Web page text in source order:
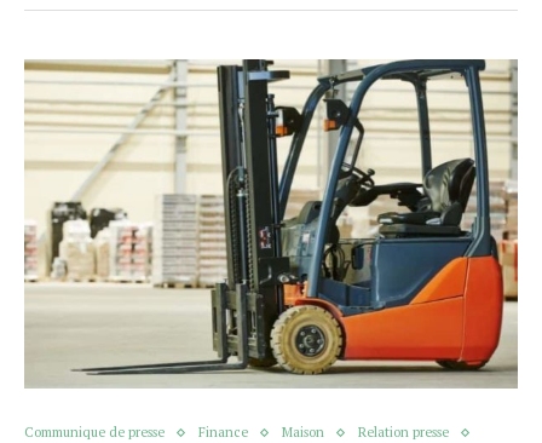
Communique de presse Finance Maison
Relation presse